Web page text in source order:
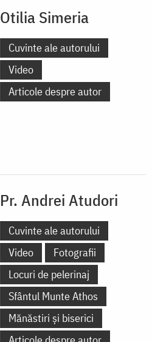
Otilia Simeria
Cuvinte ale autorului
Video
Articole despre autor
Pr. Andrei Atudori
Cuvinte ale autorului
Video
Fotografii
Locuri de pelerinaj
Sfântul Munte Athos
Mănăstiri și biserici